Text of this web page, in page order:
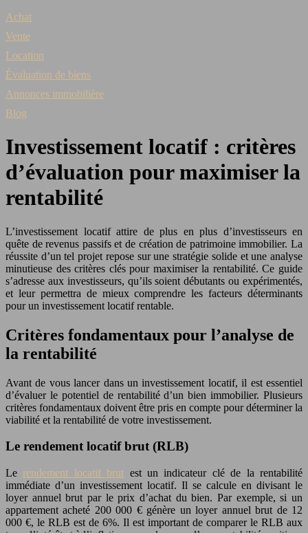
Achat
Vente
Location
Évaluation de biens
Annonces immobilière
Blog
Investissement locatif : critères
d’évaluation pour maximiser la
rentabilité
L’investissement locatif attire de plus en plus d’investisseurs en
quête de revenus passifs et de création de patrimoine immobilier. La
réussite d’un tel projet repose sur une stratégie solide et une analyse
minutieuse des critères clés pour maximiser la rentabilité. Ce guide
s’adresse aux investisseurs, qu’ils soient débutants ou expérimentés,
et leur permettra de mieux comprendre les facteurs déterminants
pour un investissement locatif rentable.
Critères fondamentaux pour l’analyse de
la rentabilité
Avant de vous lancer dans un investissement locatif, il est essentiel
d’évaluer le potentiel de rentabilité d’un bien immobilier. Plusieurs
critères fondamentaux doivent être pris en compte pour déterminer la
viabilité et la rentabilité de votre investissement.
Le rendement locatif brut (RLB)
Le rendement locatif brut est un indicateur clé de la rentabilité
immédiate d’un investissement locatif. Il se calcule en divisant le
loyer annuel brut par le prix d’achat du bien. Par exemple, si un
appartement acheté 200 000 € génère un loyer annuel brut de 12
000 €, le RLB est de 6%. Il est important de comparer le RLB aux